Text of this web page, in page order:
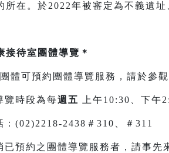
所在。於2022年被審定為不義遺
接待室團體導覽＊
體可預約團體導覽服務，請於參觀
覽時段為每週五 上午10:30、下午
：(02)2218-2438＃310、＃311
已預約之團體導覽服務者，請事先